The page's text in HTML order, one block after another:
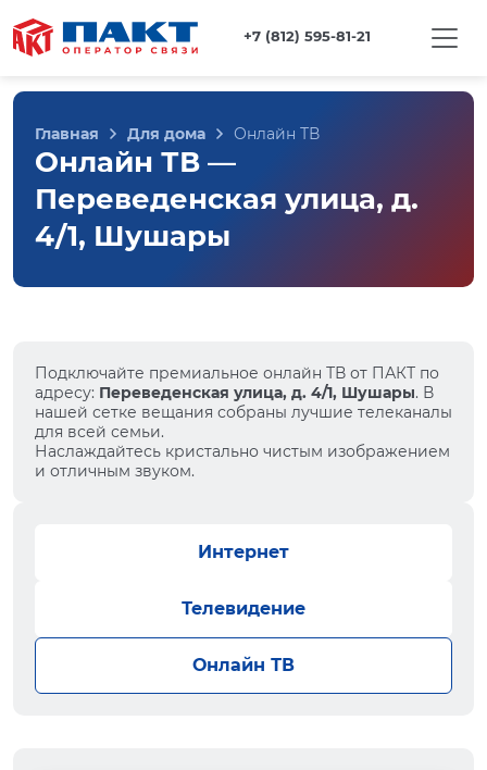
+7 (812) 595-81-21
Главная Для дома Онлайн ТВ
Онлайн ТВ —
Переведенская улица, д.
4/1, Шушары
Подключайте премиальное онлайн ТВ от ПАКТ по
адресу: Переведенская улица, д. 4/1, Шушары. В
нашей сетке вещания собраны лучшие телеканалы
для всей семьи.
Наслаждайтесь кристально чистым изображением
и отличным звуком.
Интернет
Телевидение
Онлайн ТВ